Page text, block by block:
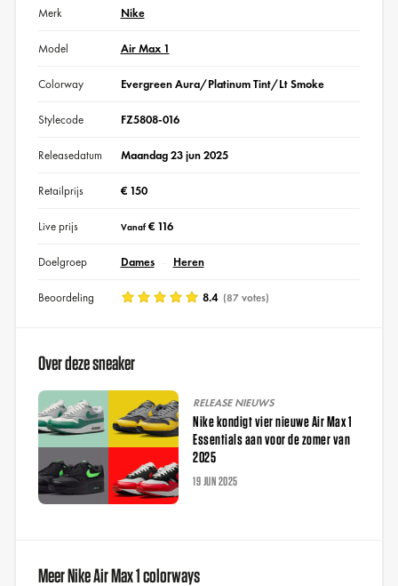
Merk Nike
Model Air Max 1
Colorway Evergreen Aura/Platinum Tint/Lt Smoke
Stylecode FZ5808-016
Releasedatum Maandag 23 jun 2025
Retailprijs € 150
Live prijs Vanaf€ 116
Doelgroep Dames Heren
Beoordeling 8.4 (87 votes)
Over deze sneaker
RELEASE NIEUWS
Nike kondigt vier nieuwe Air Max 1
Essentials aan voor de zomer van
2025
19 JUN 2025
Meer Nike Air Max 1 colorways